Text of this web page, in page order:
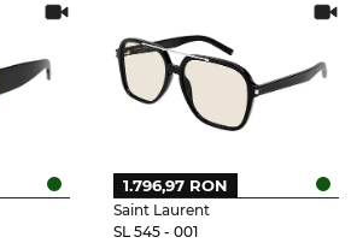
Saint Laurent
SL 545 - 001
1.796,97 RON